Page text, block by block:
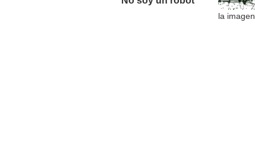
la imagen